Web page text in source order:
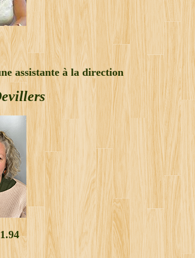
assistante à la direction